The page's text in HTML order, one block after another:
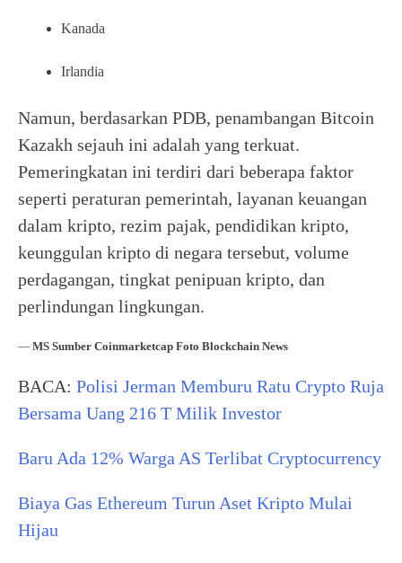
Kanada
Irlandia
Namun, berdasarkan PDB, penambangan Bitcoin
Kazakh sejauh ini adalah yang terkuat.
Pemeringkatan ini terdiri dari beberapa faktor
seperti peraturan pemerintah, layanan keuangan
dalam kripto, rezim pajak, pendidikan kripto,
keunggulan kripto di negara tersebut, volume
perdagangan, tingkat penipuan kripto, dan
perlindungan lingkungan.
— MS Sumber Coinmarketcap Foto Blockchain News
BACA: Polisi Jerman Memburu Ratu Crypto Ruja
Bersama Uang 216 T Milik Investor
Baru Ada 12% Warga AS Terlibat Cryptocurrency
Biaya Gas Ethereum Turun Aset Kripto Mulai
Hijau